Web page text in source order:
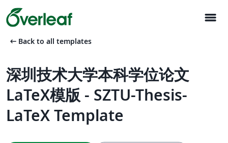
menu
arrow_left_alt Back to all templates
深圳技术大学本科学位论文
LaTeX模版 - SZTU-Thesis-
LaTeX Template